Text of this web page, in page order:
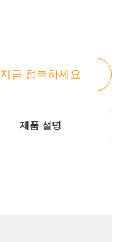
지금 접촉하세요
제품 설명